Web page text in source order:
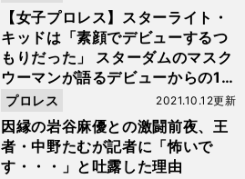
【女子プロレス】スターライト・
キッドは「素顔でデビューするつ
もりだった」 スターダムのマスク
ウーマンが語るデビューからの10
年
因縁の岩谷麻優との激闘前夜、王
者・中野たむが記者に「怖いで
す・・・」と吐露した理由
2021.10.12更新
プロレス